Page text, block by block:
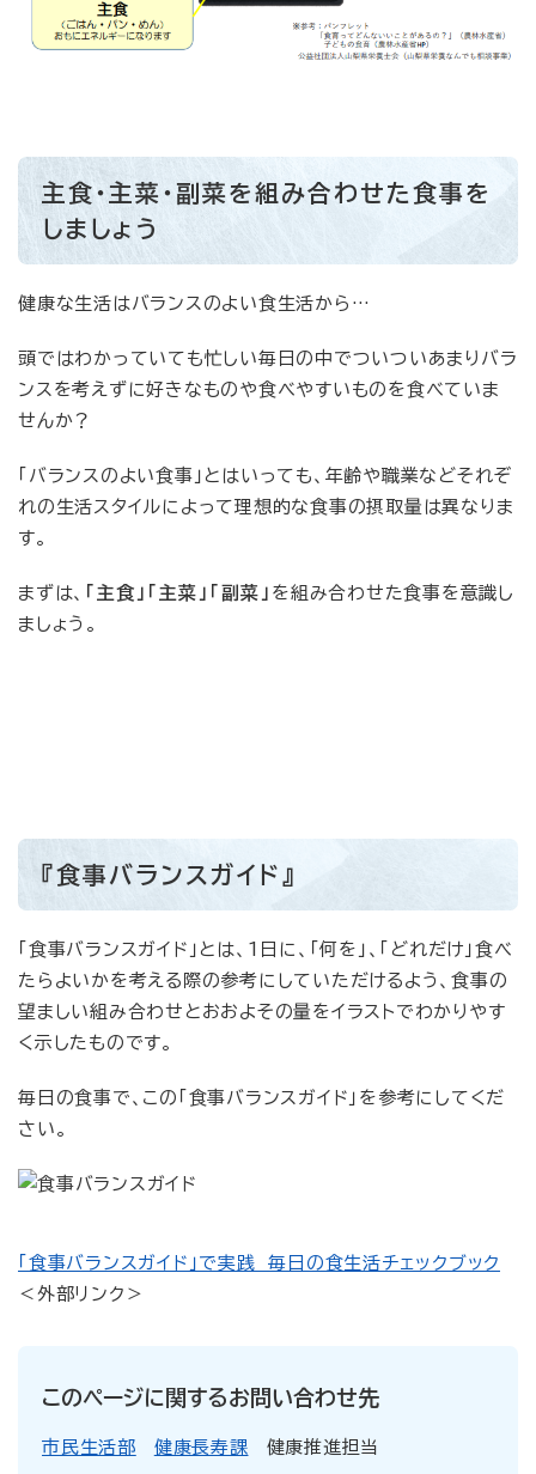
主食・主菜・副菜を組み合わせた食事を
しましょう
健康な生活はバランスのよい食生活から…
頭ではわかっていても忙しい毎日の中でついついあまりバラ
ンスを考えずに好きなものや食べやすいものを食べていま
せんか？
「バランスのよい食事」とはいっても、年齢や職業などそれぞ
れの生活スタイルによって理想的な食事の摂取量は異なりま
す。
まずは、 「主食」「主菜」「副菜」 を組み合わせた食事を意識し
ましょう。
『食事バランスガイド』
「食事バランスガイド」とは、1日に、「何を」、「どれだけ」食べ
たらよいかを考える際の参考にしていただけるよう、食事の
望ましい組み合わせとおおよその量をイラストでわかりやす
く示したものです。
毎日の食事で、この「食事バランスガイド」を参考にしてくだ
さい。
「食事バランスガイド」で実践 毎日の食生活チェックブック
＜外部リンク＞
このページに関するお問い合わせ先
市民生活部 健康長寿課 健康推進担当